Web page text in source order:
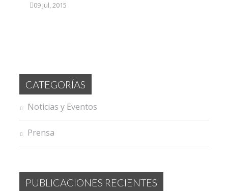
09 Jul, 2015
CATEGORÍAS
Noticias y Eventos
Prensa
PUBLICACIONES RECIENTES